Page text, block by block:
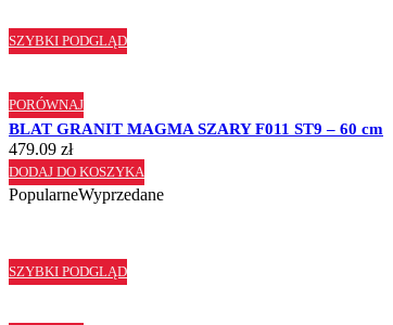
SZYBKI PODGLĄD
PORÓWNAJ
BLAT GRANIT MAGMA SZARY F011 ST9 – 60 cm
479.09 zł
DODAJ DO KOSZYKA
PopularneWyprzedane
SZYBKI PODGLĄD